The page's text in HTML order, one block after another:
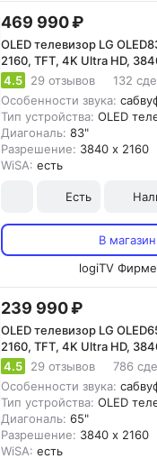
469 990 ₽
OLED телевизор LG
2160, TFT, 4K Ultra HD,
WebOS]
4.5 29 отзывов
132
Особенности звука:
Тип устройства: OLED
Диагональ: 83"
Разрешение: 3840 x 2160
WiSA: есть
Есть
В магазин
logiTV
239 990 ₽
OLED телевизор LG
2160, TFT, 4K Ultra HD,
WebOS]
4.5 29 отзывов
786
Особенности звука:
Тип устройства: OLED
Диагональ: 65"
Разрешение: 3840 x 2160
WiSA: есть